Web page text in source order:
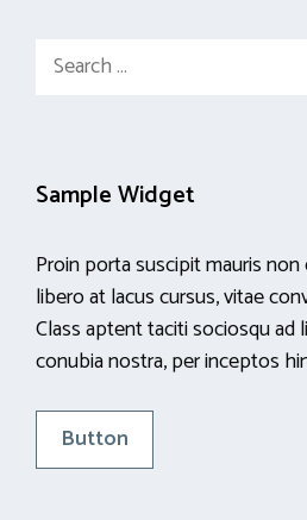
Search
Sample Widget
Proin porta suscipit mauris
libero at lacus cursus, vitae
Class aptent taciti sociosqu
conubia nostra, per inceptos
Button